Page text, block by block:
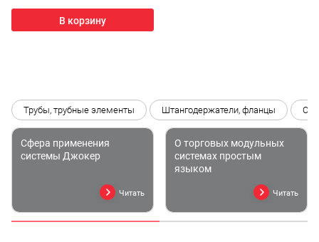
В корзину
Трубы, трубные элементы Штангодержатели, фланцы
Сфера применения
системы Джокер
Читать
О торговых модульных
системах простым
языком
Читать